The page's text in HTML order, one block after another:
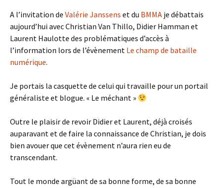
A l’invitation de Valérie Janssens et du BMMA je débattais
aujourd’hui avec Christian Van Thillo, Didier Hamman et
Laurent Haulotte des problématiques d’accès à
l’information lors de l’évènement Le champ de bataille
numérique.
Je portais la casquette de celui qui travaille pour un portail
généraliste et blogue. « Le méchant »
Outre le plaisir de revoir Didier et Laurent, déjà croisés
auparavant et de faire la connaissance de Christian, je dois
bien avouer que cet évènement n’aura rien eu de
transcendant.
Tout le monde argüant de sa bonne forme, de sa bonne